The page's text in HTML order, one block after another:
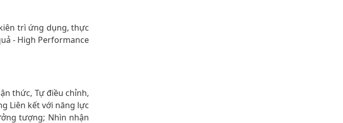
trì ứng dụng, thực
- High Performance
thức, Tự điều chỉnh,
Liên kết với năng lực
tượng; Nhìn nhận